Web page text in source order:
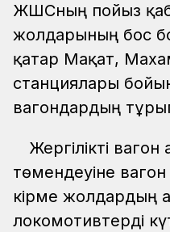
ЖШСның пойыз
жолдарының бос
қатар Мақат,
станциялары
вагондардың
Жергілікті
төмендеуіне вагон
кірме жолдардың
локомотивтерді